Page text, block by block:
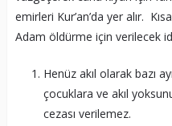
emirleri Kur’an’da yer alır.
Adam öldürme için verilecek
Henüz akıl olarak bazı
çocuklara ve akıl
cezası verilemez.